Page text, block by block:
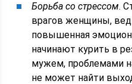
Борьба со стрессом.
врагов женщины,
повышенная
начинают курить в
мужем, проблемами
не может найти